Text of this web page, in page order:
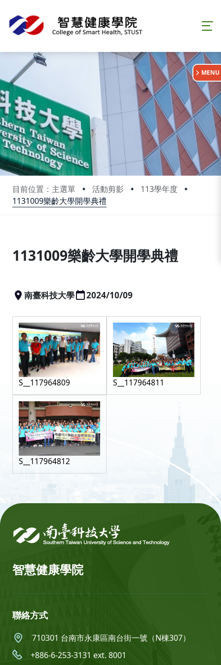
目前位置：主選單 活動剪影
113學年度
1131009樂齡大學開學典禮
:::
MENU
1131009樂齡大學開學典禮
南臺科技大學 2024/10/09
S__117964809 S__117964811
S__117964812
智慧健康學院
聯絡方式
710301 台南市永康區南台街一號（N棟307）
+886-6-253-3131 ext. 8001